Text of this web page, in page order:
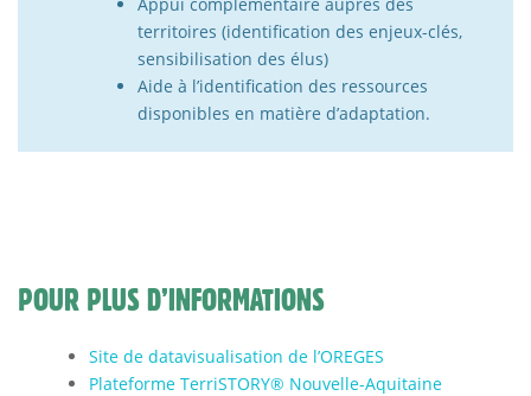
territoires (identification des enjeux-clés,
sensibilisation des élus)
Aide à l’identification des ressources
disponibles en matière d’adaptation.
POUR PLUS D’INFORMATIONS
Site de datavisualisation de l’OREGES
Plateforme TerriSTORY® Nouvelle-Aquitaine